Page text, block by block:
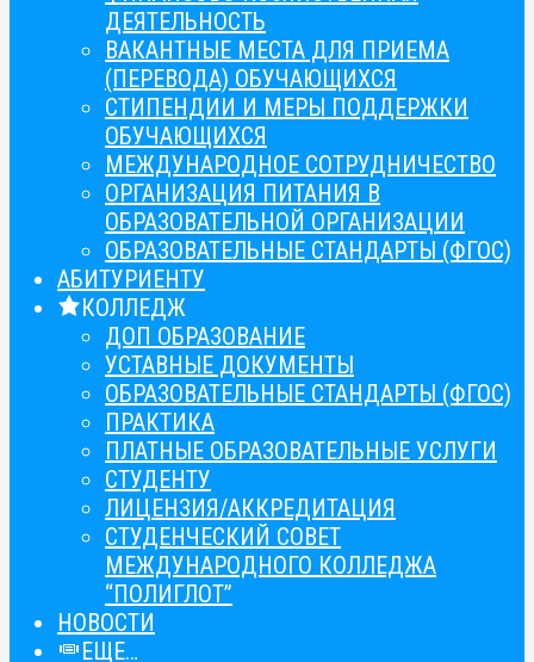
ДЕЯТЕЛЬНОСТЬ
ВАКАНТНЫЕ МЕСТА ДЛЯ ПРИЕМА
(ПЕРЕВОДА) ОБУЧАЮЩИХСЯ
СТИПЕНДИИ И МЕРЫ ПОДДЕРЖКИ
ОБУЧАЮЩИХСЯ
МЕЖДУНАРОДНОЕ СОТРУДНИЧЕСТВО
ОРГАНИЗАЦИЯ ПИТАНИЯ В
ОБРАЗОВАТЕЛЬНОЙ ОРГАНИЗАЦИИ
ОБРАЗОВАТЕЛЬНЫЕ СТАНДАРТЫ (ФГОС)
АБИТУРИЕНТУ
КОЛЛЕДЖ
ДОП ОБРАЗОВАНИЕ
УСТАВНЫЕ ДОКУМЕНТЫ
ОБРАЗОВАТЕЛЬНЫЕ СТАНДАРТЫ (ФГОС)
ПРАКТИКА
ПЛАТНЫЕ ОБРАЗОВАТЕЛЬНЫЕ УСЛУГИ
СТУДЕНТУ
ЛИЦЕНЗИЯ/АККРЕДИТАЦИЯ
СТУДЕНЧЕСКИЙ СОВЕТ
МЕЖДУНАРОДНОГО КОЛЛЕДЖА
“ПОЛИГЛОТ”
НОВОСТИ
ЕЩЕ…